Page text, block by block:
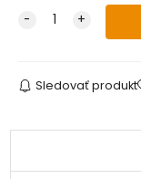
Sledovať produkt